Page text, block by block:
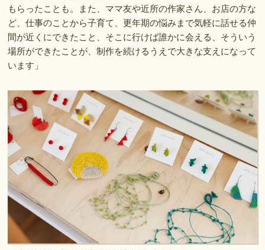
もらったことも。また、ママ友や近所の作家さん、お店の方な
ど、仕事のことから子育て、更年期の悩みまで気軽に話せる仲
間が近くにできたこと、そこに行けば誰かに会える、そういう
場所ができたことが、制作を続けるうえで大きな支えになって
います」